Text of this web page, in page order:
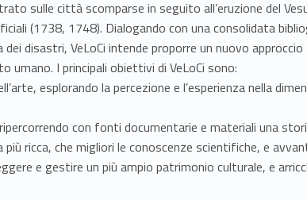
sulle città scomparse in seguito all’eruzione del
(1738, 1748). Dialogando con una consolidata
disastri, VeLoCi intende proporre un nuovo
umano. I principali obiettivi di VeLoCi sono:
esplorando la percezione e l’esperienza nella
con fonti documentarie e materiali una
ricca, che migliori le conoscenze scientifiche, e
e gestire un più ampio patrimonio culturale, e